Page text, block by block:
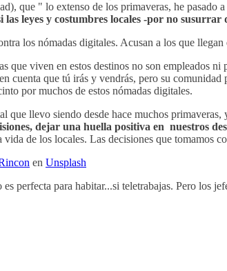
que " lo extenso de los primaveras, he
las leyes y costumbres locales -por no
que viven en estos destinos no son empleados ni
cuenta que tú irás y vendrás, pero su
por muchos de estos nómadas digitales.
que llevo siendo desde hace muchos primaveras,
dejar una huella positiva en nuestros
de los locales. Las decisiones que tomamos
en Unsplash
perfecta para habitar...si teletrabajas. Pero los